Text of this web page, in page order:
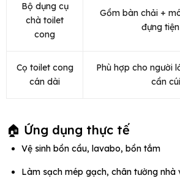
Bộ dụng cụ
chà toilet
cong
Gồm bàn chải +
đựng
Cọ toilet cong
cán dài
Phù hợp cho người
cần cúi
🏠 Ứng dụng thực tế
Vệ sinh bồn cầu, lavabo, bồn tắm
Làm sạch mép gạch, chân tường nhà